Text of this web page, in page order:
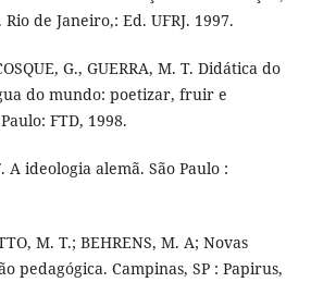
de Janeiro,: Ed. UFRJ. 1997.
G., GUERRA, M. T. Didática do
do mundo: poetizar, fruir e
FTD, 1998.
A ideologia alemã. São Paulo :
M. T.; BEHRENS, M. A; Novas
pedagógica. Campinas, SP : Papirus,